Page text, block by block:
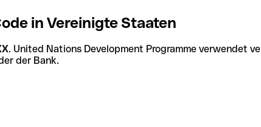
in Vereinigte Staaten
. United Nations Development Programme verwendet
der Bank.